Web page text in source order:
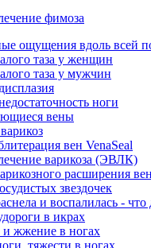
фимоза
ощущения вдоль всей
таза у женщин
таза у мужчин
ноги
вены
вен VenaSeal
варикоза (ЭВЛК)
расширения вен
звездочек
и воспалилась - что
в икрах
жжение в ногах
тяжести в ногах